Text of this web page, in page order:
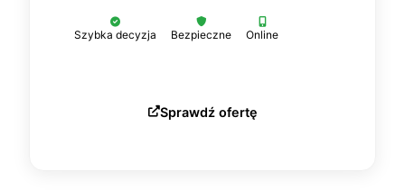
Szybka decyzja Bezpieczne Online
Sprawdź ofertę